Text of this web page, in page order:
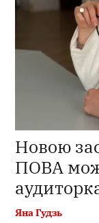
Новою
ПОВА
Яна Гудзь